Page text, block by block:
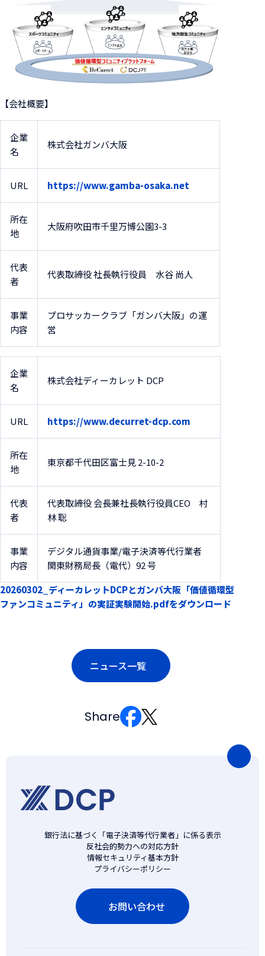
【会社概要】
企業
名
株式会社ガンバ大阪
URL https://www.gamba-osaka.net
所在
地
大阪府吹田市千里万博公園3-3
代表
者
代表取締役 社長執行役員 水谷 尚人
事業
内容
プロサッカークラブ「ガンバ大阪」の運
営
企業
名
株式会社ディーカレット DCP
URL https://www.decurret-dcp.com
所在
地
東京都千代田区富士見 2-10-2
代表
者
代表取締役 会長兼社長執行役員CEO 村
林 聡
事業
内容
デジタル通貨事業/電子決済等代行業者
関東財務局長（電代）92 号
20260302_ディーカレットDCPとガンバ大阪「価値循環型
ファンコミュニティ」の実証実験開始.pdfをダウンロード
ニュース一覧
Share
ペ
銀行法に基づく「電子決済等代行業者」に係る表示
反社会的勢力への対応方針
情報セキュリティ基本方針
プライバシーポリシー
お問い合わせ